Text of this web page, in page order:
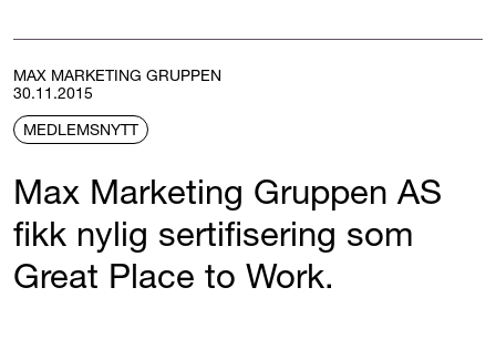
MAX MARKETING GRUPPEN
30.11.2015
MEDLEMSNYTT
Max Marketing Gruppen AS
fikk nylig sertifisering som
Great Place to Work.